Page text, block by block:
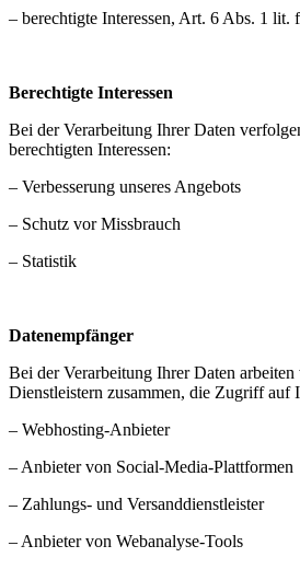
– berechtigte Interessen, Art. 6 Abs. 1
Berechtigte Interessen
Bei der Verarbeitung Ihrer Daten
berechtigten Interessen:
– Verbesserung unseres Angebots
– Schutz vor Missbrauch
– Statistik
Datenempfänger
Bei der Verarbeitung Ihrer Daten
Dienstleistern zusammen, die Zugriff auf
– Webhosting-Anbieter
– Anbieter von Social-Media-Plattformen
– Zahlungs- und Versanddienstleister
– Anbieter von Webanalyse-Tools